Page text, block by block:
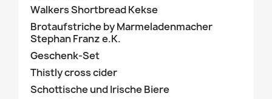
Walkers Shortbread Kekse
Brotaufstriche by Marmeladenmacher
Stephan Franz e.K.
Geschenk-Set
Thistly cross cider
Schottische und Irische Biere